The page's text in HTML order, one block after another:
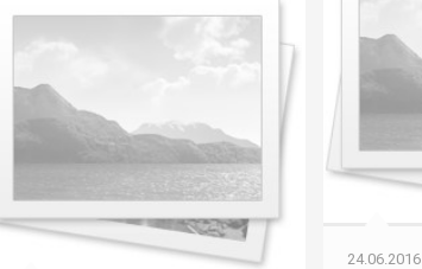
24.06.2016